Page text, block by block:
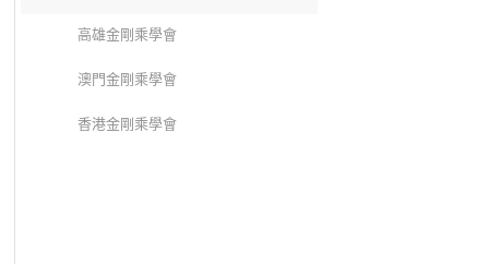
高雄金剛乘學會
澳門金剛乘學會
香港金剛乘學會